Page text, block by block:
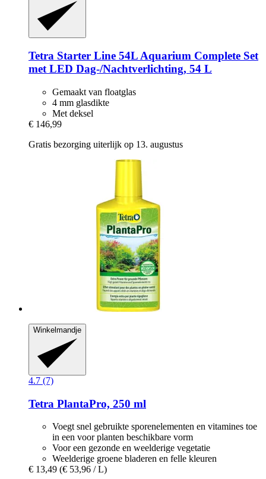
Tetra Starter Line 54L Aquarium Complete Set
met LED Dag-​/Nachtverlichting, 54 L
Gemaakt van floatglas
4 mm glasdikte
Met deksel
€ 146,99
Gratis bezorging uiterlijk op 13. augustus
Winkelmandje
4.7 (7)
Tetra PlantaPro, 250 ml
Voegt snel gebruikte sporenelementen en vitamines toe
in een voor planten beschikbare vorm
Voor een gezonde en weelderige vegetatie
Weelderige groene bladeren en felle kleuren
€ 13,49 (€ 53,96 / L)